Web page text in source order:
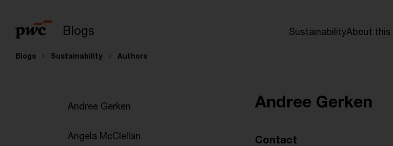
Blogs SustainabilityAbout this
Blogs Sustainability Authors
Andree Gerken
Angela McClellan
Andree Gerken
Contact